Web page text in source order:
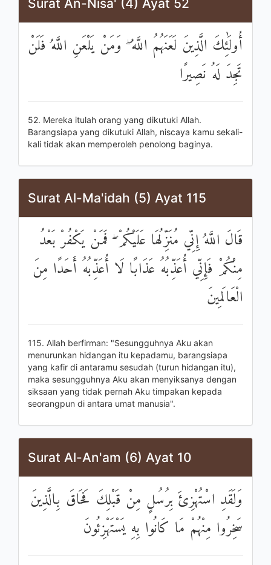
Surat An-Nisa' (4) Ayat 52
أُولَٰئِكَ الَّذِينَ لَعَنَهُمُ اللَّهُ ۖ وَمَنْ يَلْعَنِ اللَّهُ فَلَنْ
تَجِدَ لَهُ نَصِيرًا
52. Mereka itulah orang yang dikutuki Allah.
Barangsiapa yang dikutuki Allah, niscaya kamu sekali-
kali tidak akan memperoleh penolong baginya.
Surat Al-Ma'idah (5) Ayat 115
قَالَ اللَّهُ إِنِّي مُنَزِّلُهَا عَلَيْكُمْ ۖ فَمَنْ يَكْفُرْ بَعْدُ
مِنْكُمْ فَإِنِّي أُعَذِّبُهُ عَذَابًا لَا أُعَذِّبُهُ أَحَدًا مِنَ
الْعَالَمِينَ
115. Allah berfirman: "Sesungguhnya Aku akan
menurunkan hidangan itu kepadamu, barangsiapa
yang kafir di antaramu sesudah (turun hidangan itu),
maka sesungguhnya Aku akan menyiksanya dengan
siksaan yang tidak pernah Aku timpakan kepada
seorangpun di antara umat manusia".
Surat Al-An'am (6) Ayat 10
وَلَقَدِ اسْتُهْزِئَ بِرُسُلٍ مِنْ قَبْلِكَ فَحَاقَ بِالَّذِينَ
سَخِرُوا مِنْهُمْ مَا كَانُوا بِهِ يَسْتَهْزِئُونَ